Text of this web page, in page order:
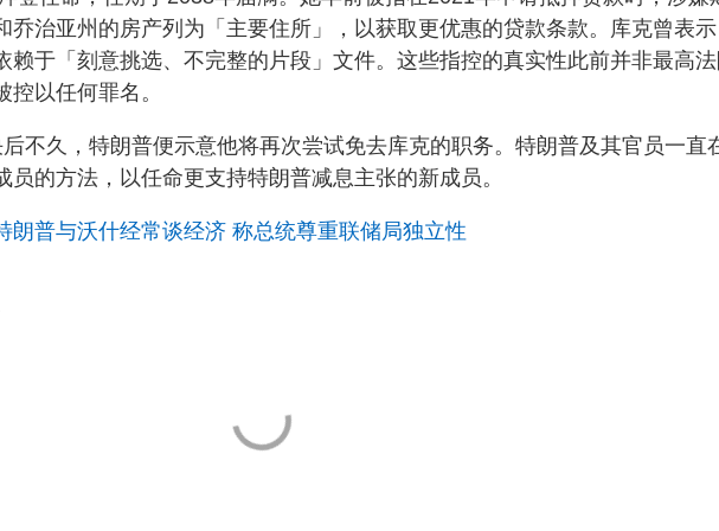
乔治亚州的房产列为「主要住所」，以获取更优惠的贷款条款。库克曾表示
赖于「刻意挑选、不完整的片段」文件。这些指控的真实性此前并非最高
以任何罪名。
不久，特朗普便示意他将再次尝试免去库克的职务。特朗普及其官员一直
的方法，以任命更支持特朗普减息主张的新成员。
朗普与沃什经常谈经济 称总统尊重联储局独立性